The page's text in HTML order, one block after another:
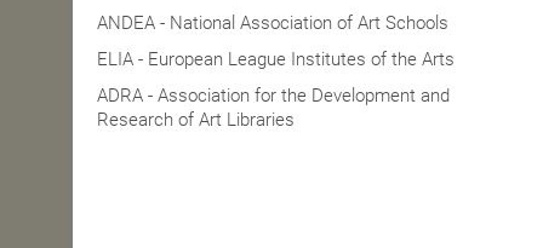
ANDEA - National Association of Art Schools
ELIA - European League Institutes of the Arts
ADRA - Association for the Development and
Research of Art Libraries